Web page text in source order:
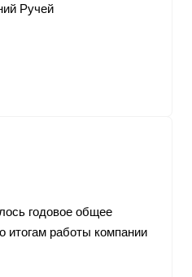
Ручей
годовое общее
итогам работы компании